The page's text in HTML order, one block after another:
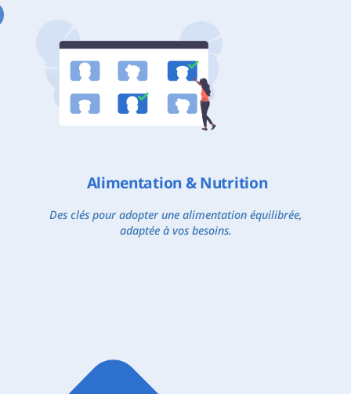
Alimentation & Nutrition
Des clés pour adopter une alimentation équilibrée,
adaptée à vos besoins.